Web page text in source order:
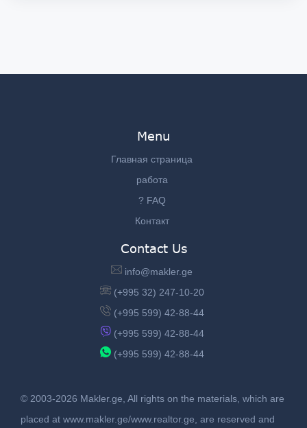
Menu
Главная страница
работа
? FAQ
Контакт
Contact Us
info@makler.ge
(+995 32) 247-10-20
(+995 599) 42-88-44
(+995 599) 42-88-44
(+995 599) 42-88-44
© 2003-2026 Makler.ge, All rights on the materials, which are
placed at www.makler.ge/www.realtor.ge, are reserved and